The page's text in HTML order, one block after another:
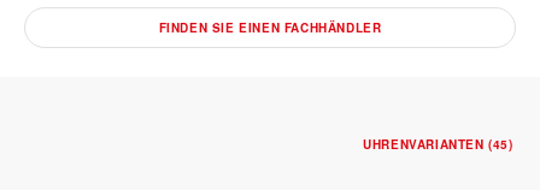
FINDEN SIE EINEN FACHHÄNDLER
UHRENVARIANTEN (45)